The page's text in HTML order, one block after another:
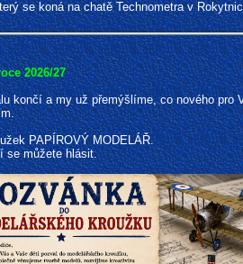
se koná na chatě Technometra v
2026/27
končí a my už přemýšlíme, co nového pro
PAPÍROVÝ MODELÁŘ.
se můžete hlásit.